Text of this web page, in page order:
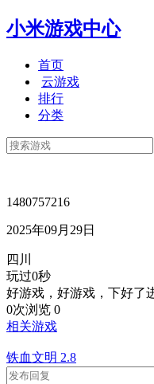
小米游戏中心
首页
云游戏
排行
分类
1480757216
2025年09月29日
四川
玩过0秒
好游戏，好游戏，下好了
0次浏览 0
相关游戏
铁血文明 2.8